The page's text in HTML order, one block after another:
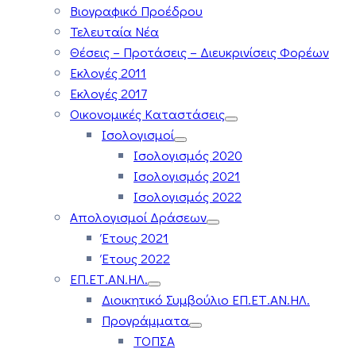
Βιογραφικό Προέδρου
Τελευταία Νέα
Θέσεις – Προτάσεις – Διευκρινίσεις Φορέων
Εκλογές 2011
Εκλογές 2017
Οικονομικές Καταστάσεις
Ισολογισμοί
Ισολογισμός 2020
Ισολογισμός 2021
Ισολογισμός 2022
Απολογισμοί Δράσεων
Έτους 2021
Έτους 2022
ΕΠ.ΕΤ.ΑΝ.ΗΛ.
Διοικητικό Συμβούλιο ΕΠ.ΕΤ.ΑΝ.ΗΛ.
Προγράμματα
ΤΟΠΣΑ